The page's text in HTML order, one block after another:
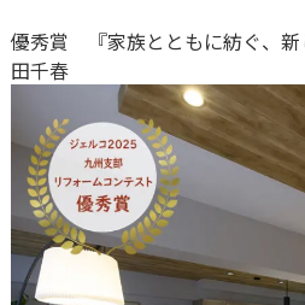
優秀賞
『家族とともに紡ぐ、
田千春